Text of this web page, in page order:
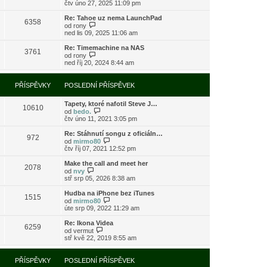
ě
e
ř
s
ě
e
o
l
d
í
ř
í
s
p
ě
v
e
k
o
r
z
i
p
o
s
l
e
d
í
ř
í
p
ě
v
k
čtv úno 27, 2025 11:09 pm
6358
Re: Tahoe uz nema LaunchPad
od rony
o
r
z
i
t
p
o
s
l
e
d
í
p
ř
í
p
ě
v
k
ned lis 09, 2025 11:06 am
3761
Re: Timemachine na NAS
od rony
o
r
a
z
i
t
p
o
l
e
d
í
ř
í
s
p
ě
v
k
ned říj 20, 2024 8:44 am
PŘÍSPĚVKY POSLEDNÍ PŘÍSPĚVEK
10610
Tapety, ktoré nafotil Steve J…
od bedo.
o
r
a
z
i
t
p
o
s
e
d
n
p
ř
í
s
ě
čtv úno 11, 2021 3:05 pm
972
Re: Stáhnutí songu z oficiáln…
od mirmo80
o
r
z
p
o
s
e
n
í
ř
čtv říj 07, 2021 12:52 pm
2078
Make the call and meet her
od nvy
o
r
a
z
t
p
o
s
l
e
d
stř srp 05, 2026 8:38 am
1515
Hudba na iPhone bez iTunes
od mirmo80
o
r
z
t
p
o
úte srp 09, 2022 11:29 am
6259
Re: Ikona Videa
od vermut
o
r
a
z
stř kvě 22, 2019 8:55 am
PŘÍSPĚVKY POSLEDNÍ PŘÍSPĚVEK